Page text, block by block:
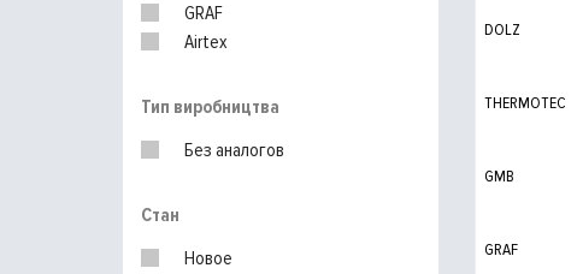
GRAF
Airtex
Тип виробництва
Без аналогов
Стан
Новое
DOLZ
THERMOTEC
GMB
GRAF